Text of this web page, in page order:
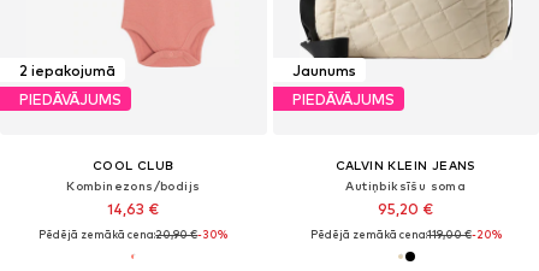
2 iepakojumā
PIEDĀVĀJUMS
COOL CLUB
Kombinezons/bodijs
14,63 €
Pēdējā zemākā cena:20,90 €-30%
Jaunums
PIEDĀVĀJUMS
CALVIN KLEIN JEANS
Autiņbiksīšu soma
95,20 €
Pēdējā zemākā cena:119,00 €-20%